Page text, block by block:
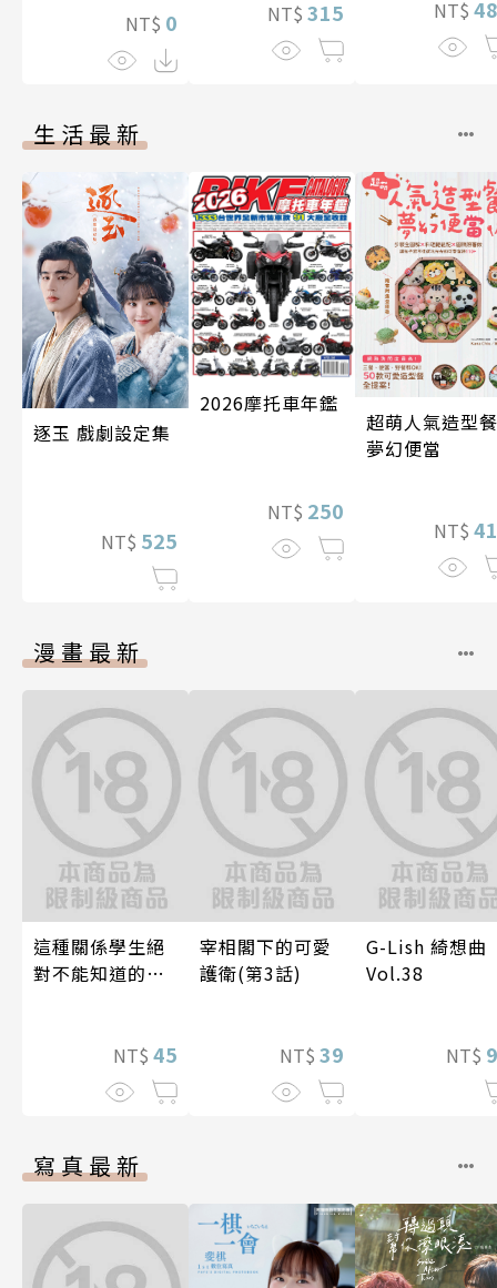
NT$ 0 NT$ 315 NT$
生活最新
逐玉 戲劇設定集
NT$ 525
2026摩托車年鑑
NT$ 250
超萌人氣造型
夢幻便當
NT$
漫畫最新
這種關係學生絕
對不能知道的
兩人是甜蜜的現
在進行式～ 04
NT$ 45
宰相閣下的可愛
護衛(第3話)
NT$ 39
G-Lish 綺想曲
Vol.38
NT$
寫真最新